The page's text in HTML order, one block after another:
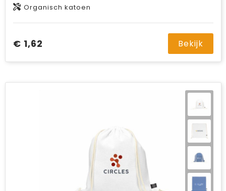
Organisch katoen
€ 1,62 Bekijk